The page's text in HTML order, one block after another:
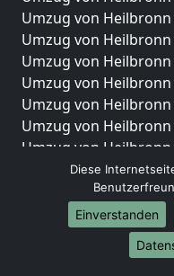
Umzug von
Umzug von
Umzug von
Umzug von
Umzug von
Umzug von
Umzug von
Umzug von
Umzug von
Umzug von
Internationale-
Diese
Einverstanden